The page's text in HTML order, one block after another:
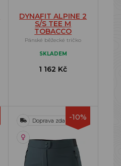
DYNAFIT ALPINE 2
S/S TEE M
TOBACCO
Pánské běžecké tričko
SKLADEM
1 162 Kč
-10%
Doprava zdarma